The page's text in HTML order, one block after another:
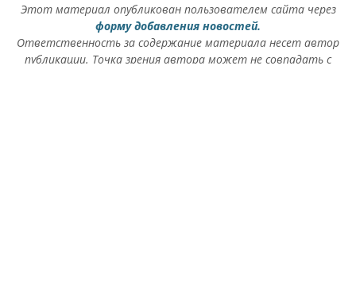
Этот материал опубликован пользователем сайта через
форму добавления новостей.
Ответственность за содержание материала несет автор
публикации. Точка зрения автора может не совпадать с